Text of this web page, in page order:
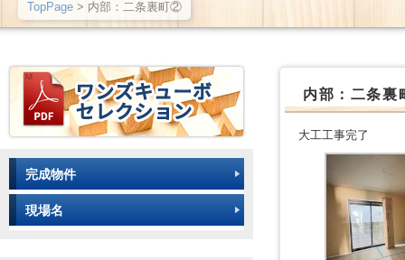
TopPage > 内部：二条裏町②
内部：二条
大工工事完了
完成物件
現場名